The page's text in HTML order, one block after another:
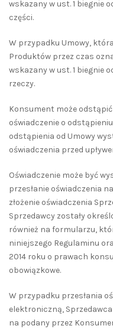
wskazany w ust. 1 biegnie
części.
W przypadku Umowy,
Produktów przez czas
wskazany w ust. 1 biegnie
rzeczy.
Konsument może
oświadczenie o
odstąpienia od Umowy
oświadczenia przed
Oświadczenie może być
przesłanie oświadczenia
złożenie oświadczenia
Sprzedawcy zostały
również na formularzu,
niniejszego Regulaminu
2014 roku o prawach
obowiązkowe.
W przypadku przesłania
elektroniczną,
na podany przez